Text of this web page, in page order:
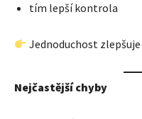
tím lepší kontrola
Jednoduchost
Nejčastější chyby